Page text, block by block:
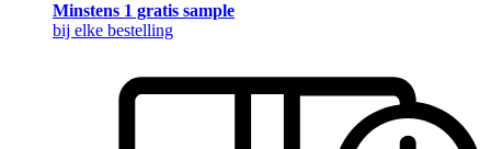
Minstens 1 gratis sample
bij elke bestelling